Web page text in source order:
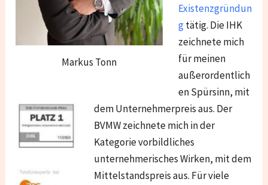
Markus Tonn
Existenzgründun
gtätig. Die IHK
zeichnete mich
für meinen
außerordentlich
en Spürsinn, mit
dem Unternehmerpreis aus. Der
BVMW zeichnete mich in der
Kategorie vorbildliches
unternehmerisches Wirken, mit dem
Mittelstandspreis aus. Für viele